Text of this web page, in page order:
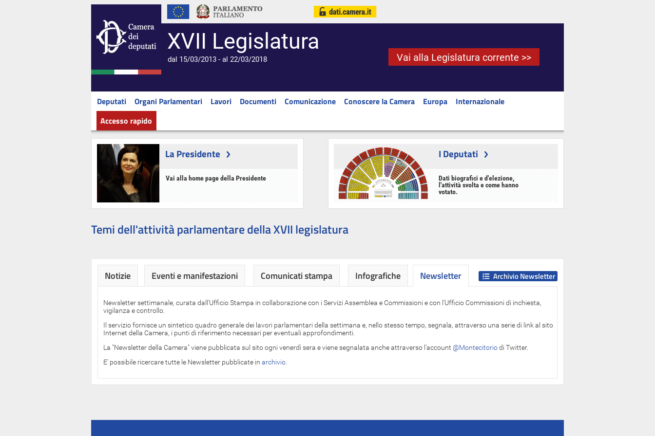
XVII Legislatura
dal 15/03/2013 - al 22/03/2018 Vai alla Legislatura corrente >>
Deputati Organi Parlamentari Lavori Documenti Comunicazione Conoscere la Camera Europa
Internazionale
Accesso rapido
La Presidente
Vai alla home page della Presidente
I Deputati
Dati biografici e d'elezione,
l'attività svolta e come hanno
votato.
Temi dell'attività parlamentare della XVII legislatura
Notizie Eventi e manifestazioni Comunicati stampa Infografiche Newsletter
Newsletter
Newsletter settimanale, curata dall'Ufficio Stampa in collaborazione con i Servizi Assemblea e Commissioni e con l'Ufficio Commissioni di inchiesta,
vigilanza e controllo.
Il servizio fornisce un sintetico quadro generale dei lavori parlamentari della settimana e, nello stesso tempo, segnala, attraverso una serie di link al sito
Internet della Camera, i punti di riferimento necessari per eventuali approfondimenti.
La "Newsletter della Camera" viene pubblicata sul sito ogni venerdì sera e viene segnalata anche attraverso l'account @Montecitoriodi Twitter.
E' possibile ricercare tutte le Newsletter pubblicate in archivio
Archivio Newsletter